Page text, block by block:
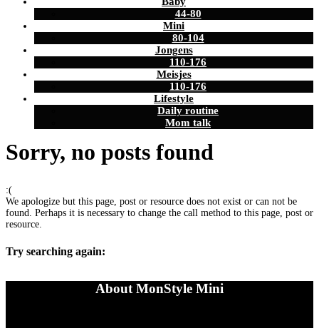
44-80
Mini
80-104
Jongens
110-176
Meisjes
110-176
Lifestyle
Daily routine
Mom talk
Sorry, no posts found
:(
We apologize but this page, post or resource does not exist or can not be
found. Perhaps it is necessary to change the call method to this page, post or
resource.
Try searching again:
About MonStyle Mini